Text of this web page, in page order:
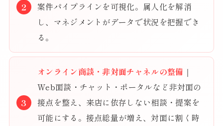
案件パイプラインを可視化。属人化を解消
し、マネジメントがデータで状況を把握でき
る。
オンライン商談・非対面チャネルの整備 ｜
Web面談・チャット・ポータルなど非対面の
接点を整え、来店に依存しない相談・提案を
可能にする。接点総量が増え、対面に割く時